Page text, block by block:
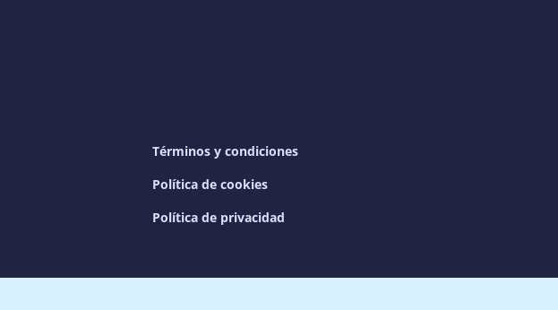
Términos y condiciones
Política de cookies
Política de privacidad